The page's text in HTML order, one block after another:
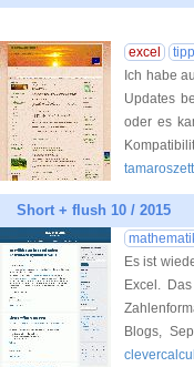
excel tipp
Ich habe
Updates
oder es
Short + flush 10 / 2015
Es ist
Excel.
Blogs,